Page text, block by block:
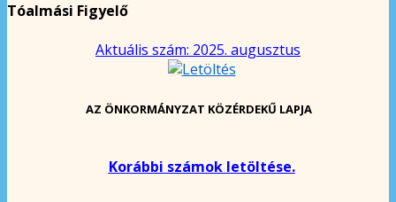
Tóalmási Figyelő
Aktuális szám: 2025. augusztus
AZ ÖNKORMÁNYZAT KÖZÉRDEKŰ LAPJA
Korábbi számok letöltése.